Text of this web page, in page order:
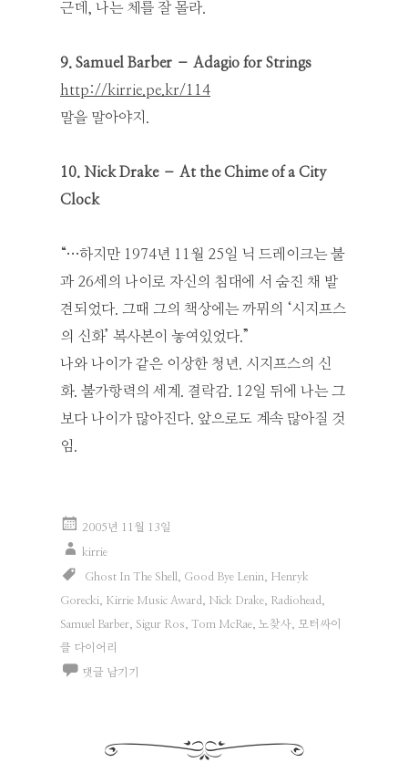
근데, 나는 체를 잘 몰라.
9. Samuel Barber – Adagio for Strings
http://kirrie.pe.kr/114
말을 말아야지.
10. Nick Drake – At the Chime of a City
Clock
“…하지만 1974년 11월 25일 닉 드레이크는 불
과 26세의 나이로 자신의 침대에 서 숨진 채 발
견되었다. 그때 그의 책상에는 까뮈의 ‘시지프스
의 신화’ 복사본이 놓여있었다.”
나와 나이가 같은 이상한 청년. 시지프스의 신
화. 불가항력의 세계. 결락감. 12일 뒤에 나는 그
보다 나이가 많아진다. 앞으로도 계속 많아질 것
임.
2005년 11월 13일
kirrie
Ghost In The Shell Good Bye Lenin Henryk
Gorecki Kirrie Music Award Nick Drake Radiohead
Samuel Barber Sigur Ros Tom McRae 노찾사 모터싸이
클 다이어리
댓글 남기기